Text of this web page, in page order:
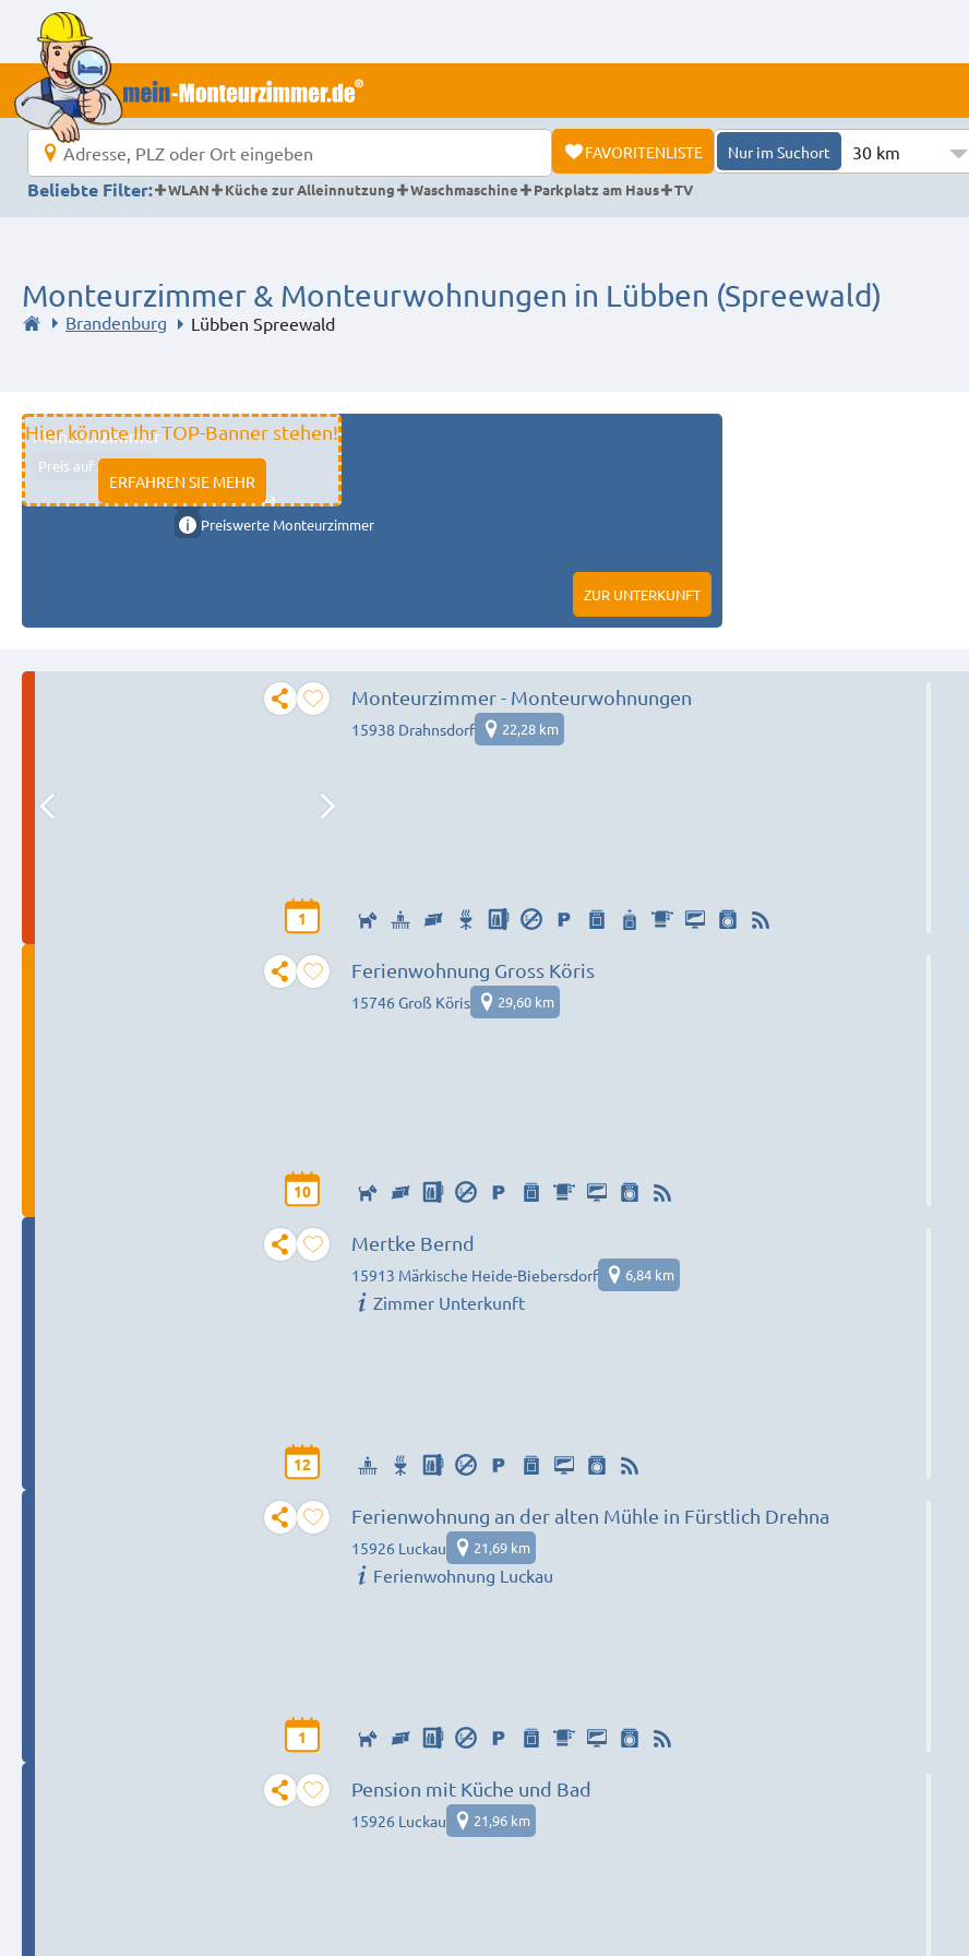
FAVORITENLISTE Nur im Suchort 30 km
Beliebte Filter:
WLAN Küche zur Alleinnutzung Waschmaschine Parkplatz am Haus TV
Monteurzimmer & Monteurwohnungen in Lübben (Spreewald)
Brandenburg Lübben Spreewald
Hier könnte Ihr TOP-Banner stehen!
ERFAHREN SIE MEHR
Monteurzimmer
Preis auf Anfrage
11333 fulda
Preiswerte Monteurzimmer
ZUR UNTERKUNFT
1
Monteurzimmer - Monteurwohnungen
15938 Drahnsdorf 22,28 km
10
Ferienwohnung Gross Köris
15746 Groß Köris 29,60 km
12
Mertke Bernd
15913 Märkische Heide-Biebersdorf 6,84 km
Zimmer Unterkunft
1
Ferienwohnung an der alten Mühle in Fürstlich Drehna
15926 Luckau 21,69 km
Ferienwohnung Luckau
Pension mit Küche und Bad
15926 Luckau 21,96 km